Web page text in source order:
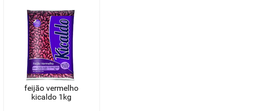
feijão vermelho
kicaldo 1kg